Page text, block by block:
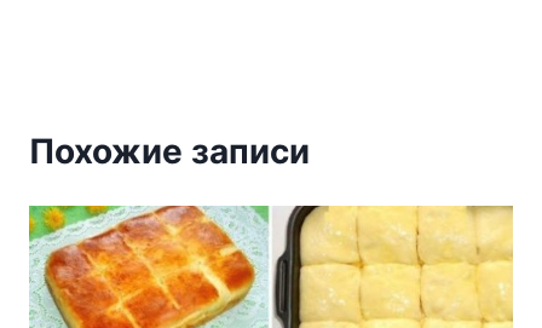
Похожие записи